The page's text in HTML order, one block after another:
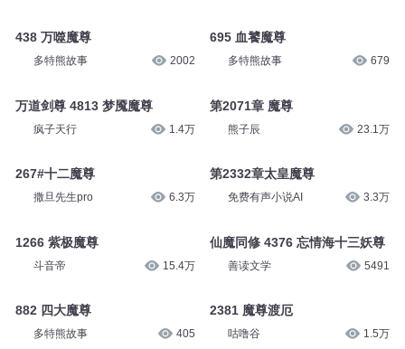
438 万噬魔尊
多特熊故事 2002
万道剑尊 4813 梦魇魔尊
疯子天行 1.4万
267#十二魔尊
撒旦先生pro 6.3万
1266 紫极魔尊
斗音帝 15.4万
882 四大魔尊
多特熊故事 405
695 血饕魔尊
多特熊故事 679
第2071章 魔尊
熊子辰 23.1万
第2332章太皇魔尊
免费有声小说AI 3.3万
仙魔同修 4376 忘情海十三妖尊
善读文学 5491
2381 魔尊渡厄
咕噜谷 1.5万